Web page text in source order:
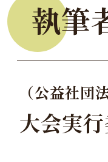
執筆
（公益社団
大会実